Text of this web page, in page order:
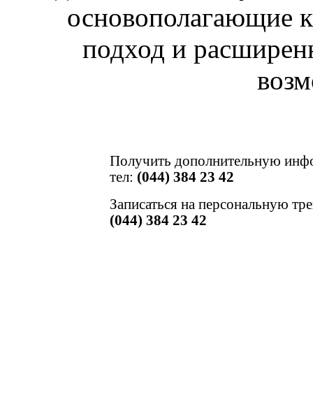
основополагающие
подход и
Получить дополнительную
тел: (044) 384 23 42
Записаться на персональную
(044) 384 23 42